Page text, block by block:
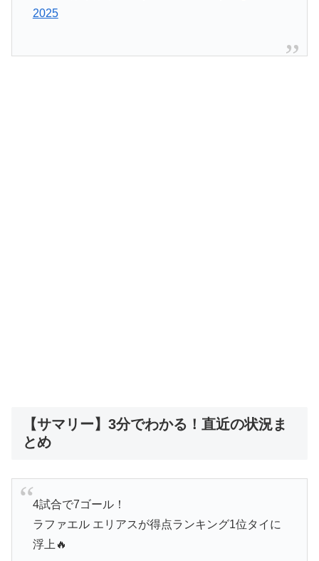
2025
【サマリー】3分でわかる！直近の状況ま
とめ
4試合で7ゴール！
ラファエル エリアスが得点ランキング1位タイに
浮上🔥